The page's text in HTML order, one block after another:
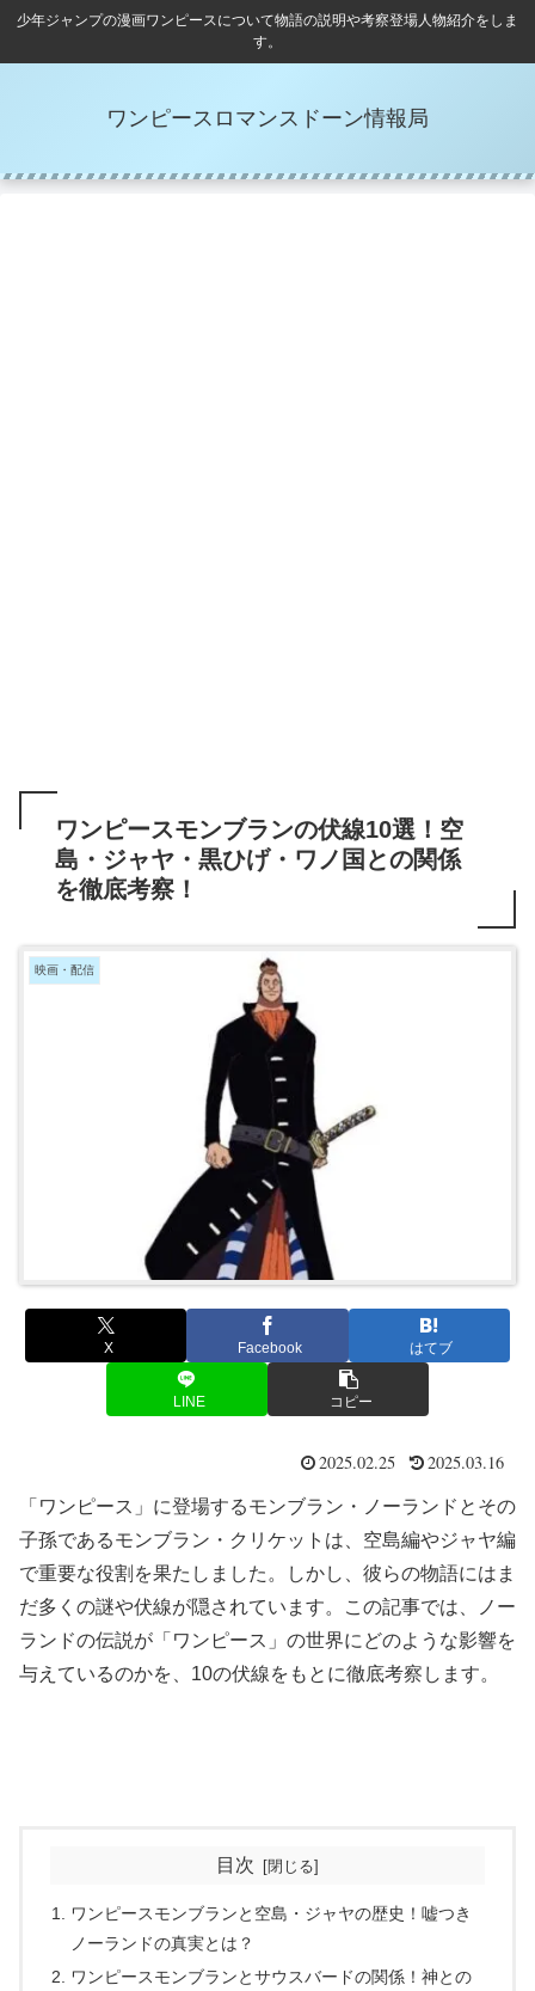
少年ジャンプの漫画ワンピースについて物語の説明や考察登場人物紹介をしま
す。
ワンピースロマンスドーン情報局
ワンピースモンブランの伏線10選！空
島・ジャヤ・黒ひげ・ワノ国との関係
を徹底考察！
映画・配信
X Facebook はてブ
LINE コピー
2025.02.25 2025.03.16
「ワンピース」に登場するモンブラン・ノーランド とその
子孫であるモンブラン・クリケット は、空島編やジャヤ編
で重要な役割を果たしました。しかし、彼らの物語にはま
だ多くの謎や伏線が隠されています。この記事では、ノー
ランドの伝説が「ワンピース」の世界にどのような影響を
与えているのかを、 10の伏線をもとに徹底考察します。
目次
ワンピースモンブランと空島・ジャヤの歴史！嘘つき
ノーランドの真実とは？
ワンピースモンブランとサウスバードの関係！神との